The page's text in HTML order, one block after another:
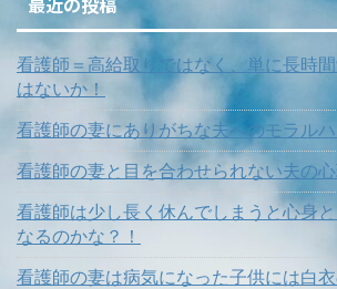
看護師＝高給取りではなく、単に長時
はないか！
看護師の妻にありがちな夫へのモラル
看護師の妻と目を合わせられない夫の心
看護師は少し長く休んでしまうと心身
なるのかな？！
看護師の妻は病気になった子供には白衣